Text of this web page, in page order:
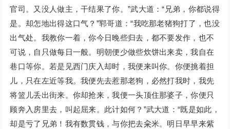
官司。又没人做主，干结果了你。”武大道：“兄弟，你都说得
是。却怎地出得这口气？”郓哥道：“我吃那老猪狗打了，也没
出气处。我教你一着，你今日晚些归去，都不要发作，也不
可说，自只做每日一般。明朝便少做些炊饼出来卖，我自在
巷口等你。若是见西门庆入却时，我便来叫你。你便挑着担
儿，只在左近等我。我便先去惹那老狗，必然打我时，我先
将篮儿丢出街来。你却抢来，我便一头顶住那婆子，你便只
顾奔入房里去，叫起屈来。此计如何？”武大道：“既是如此，
却是亏了兄弟！我有数贯钱，与你把去籴米。明日早早来紫